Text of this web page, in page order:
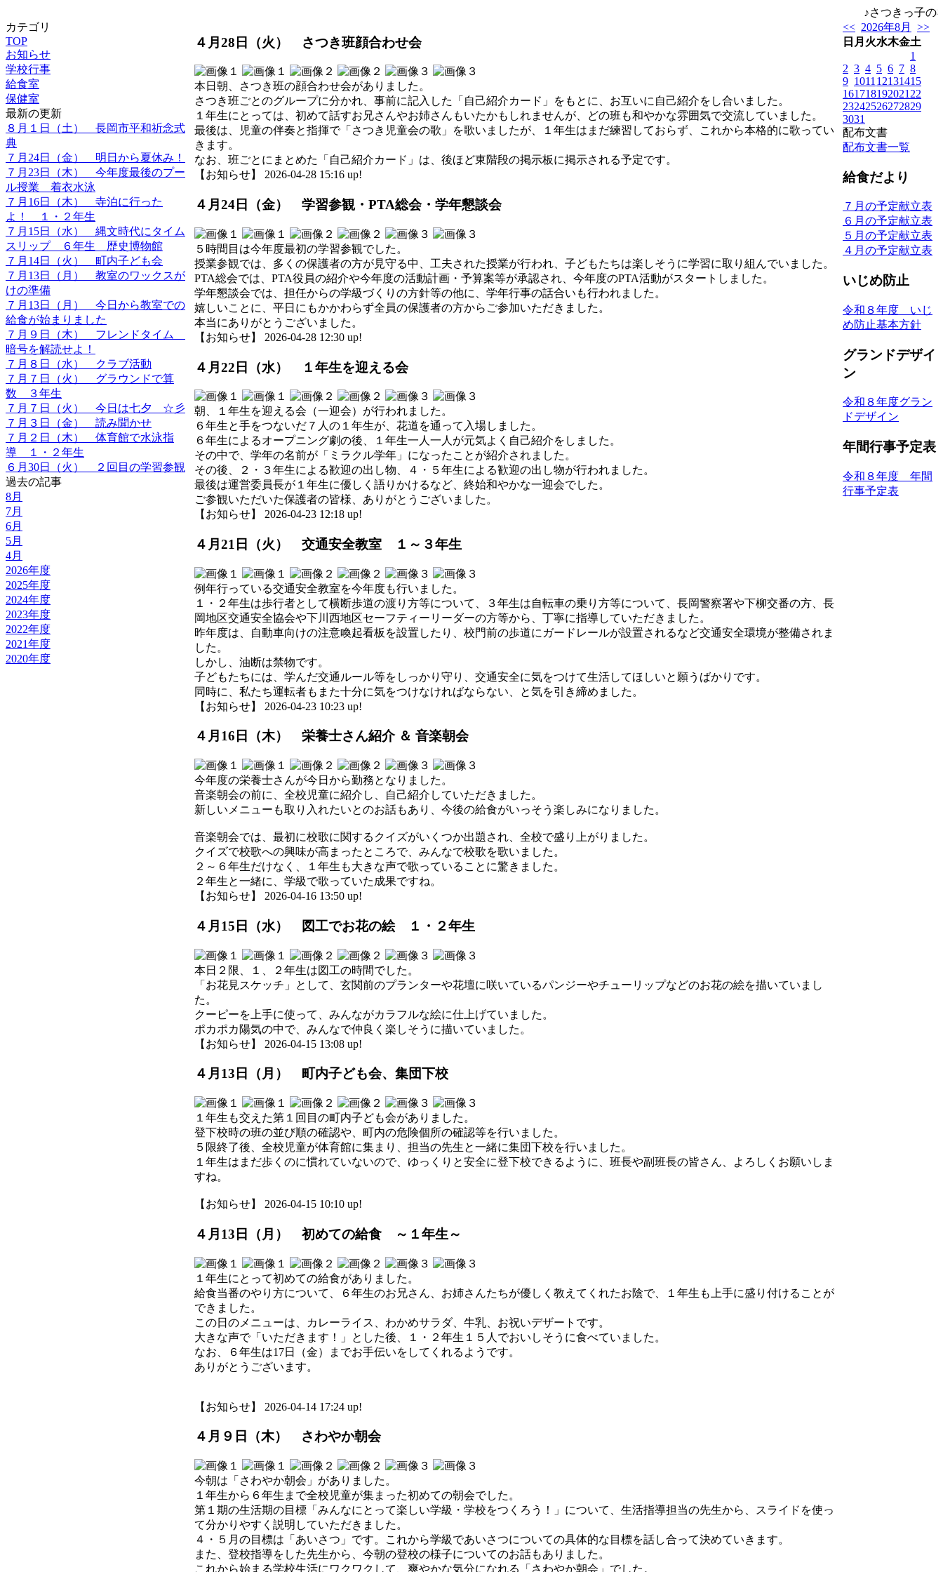
♪さつきっ子の
カテゴリ
TOP
お知らせ
学校行事
給食室
保健室
最新の更新
８月１日（土） 長岡市平和祈念式
典
７月24日（金） 明日から夏休み！
７月23日（木） 今年度最後のプー
ル授業 着衣水泳
７月16日（木） 寺泊に行った
よ！ １・２年生
７月15日（水） 縄文時代にタイム
スリップ ６年生 歴史博物館
７月14日（火） 町内子ども会
７月13日（月） 教室のワックスが
けの準備
７月13日（月） 今日から教室での
給食が始まりました
７月９日（木） フレンドタイム
暗号を解読せよ！
７月８日（水） クラブ活動
７月７日（火） グラウンドで算
数 ３年生
７月７日（火） 今日は七夕 ☆彡
７月３日（金） 読み聞かせ
７月２日（木） 体育館で水泳指
導 １・２年生
６月30日（火） ２回目の学習参観
過去の記事
8月
7月
6月
5月
4月
2026年度
2025年度
2024年度
2023年度
2022年度
2021年度
2020年度
４月28日（火） さつき班顔合わせ会
本日朝、さつき班の顔合わせ会がありました。
さつき班ごとのグループに分かれ、事前に記入した「自己紹介カード」をもとに、お互いに自己紹介をし合いました。
１年生にとっては、初めて話すお兄さんやお姉さんもいたかもしれませんが、どの班も和やかな雰囲気で交流していました。
最後は、児童の伴奏と指揮で「さつき児童会の歌」を歌いましたが、１年生はまだ練習しておらず、これから本格的に歌ってい
きます。
なお、班ごとにまとめた「自己紹介カード」は、後ほど東階段の掲示板に掲示される予定です。
【お知らせ】 2026-04-28 15:16 up!
４月24日（金） 学習参観・PTA総会・学年懇談会
５時間目は今年度最初の学習参観でした。
授業参観では、多くの保護者の方が見守る中、工夫された授業が行われ、子どもたちは楽しそうに学習に取り組んでいました。
PTA総会では、PTA役員の紹介や今年度の活動計画・予算案等が承認され、今年度のPTA活動がスタートしました。
学年懇談会では、担任からの学級づくりの方針等の他に、学年行事の話合いも行われました。
嬉しいことに、平日にもかかわらず全員の保護者の方からご参加いただきました。
本当にありがとうございました。
【お知らせ】 2026-04-28 12:30 up!
４月22日（水） １年生を迎える会
朝、１年生を迎える会（一迎会）が行われました。
６年生と手をつないだ７人の１年生が、花道を通って入場しました。
６年生によるオープニング劇の後、１年生一人一人が元気よく自己紹介をしました。
その中で、学年の名前が「ミラクル学年」になったことが紹介されました。
その後、２・３年生による歓迎の出し物、４・５年生による歓迎の出し物が行われました。
最後は運営委員長が１年生に優しく語りかけるなど、終始和やかな一迎会でした。
ご参観いただいた保護者の皆様、ありがとうございました。
【お知らせ】 2026-04-23 12:18 up!
４月21日（火） 交通安全教室 １～３年生
例年行っている交通安全教室を今年度も行いました。
１・２年生は歩行者として横断歩道の渡り方等について、３年生は自転車の乗り方等について、長岡警察署や下柳交番の方、長
岡地区交通安全協会や下川西地区セーフティーリーダーの方等から、丁寧に指導していただきました。
昨年度は、自動車向けの注意喚起看板を設置したり、校門前の歩道にガードレールが設置されるなど交通安全環境が整備されま
した。
しかし、油断は禁物です。
子どもたちには、学んだ交通ルール等をしっかり守り、交通安全に気をつけて生活してほしいと願うばかりです。
同時に、私たち運転者もまた十分に気をつけなければならない、と気を引き締めました。
【お知らせ】 2026-04-23 10:23 up!
４月16日（木） 栄養士さん紹介 ＆ 音楽朝会
今年度の栄養士さんが今日から勤務となりました。
音楽朝会の前に、全校児童に紹介し、自己紹介していただきました。
新しいメニューも取り入れたいとのお話もあり、今後の給食がいっそう楽しみになりました。
音楽朝会では、最初に校歌に関するクイズがいくつか出題され、全校で盛り上がりました。
クイズで校歌への興味が高まったところで、みんなで校歌を歌いました。
２～６年生だけなく、１年生も大きな声で歌っていることに驚きました。
２年生と一緒に、学級で歌っていた成果ですね。
【お知らせ】 2026-04-16 13:50 up!
４月15日（水） 図工でお花の絵 １・２年生
本日２限、１、２年生は図工の時間でした。
「お花見スケッチ」として、玄関前のプランターや花壇に咲いているパンジーやチューリップなどのお花の絵を描いていまし
た。
クーピーを上手に使って、みんながカラフルな絵に仕上げていました。
ポカポカ陽気の中で、みんなで仲良く楽しそうに描いていました。
【お知らせ】 2026-04-15 13:08 up!
４月13日（月） 町内子ども会、集団下校
１年生も交えた第１回目の町内子ども会がありました。
登下校時の班の並び順の確認や、町内の危険個所の確認等を行いました。
５限終了後、全校児童が体育館に集まり、担当の先生と一緒に集団下校を行いました。
１年生はまだ歩くのに慣れていないので、ゆっくりと安全に登下校できるように、班長や副班長の皆さん、よろしくお願いしま
すね。
【お知らせ】 2026-04-15 10:10 up!
４月13日（月） 初めての給食 ～１年生～
１年生にとって初めての給食がありました。
給食当番のやり方について、６年生のお兄さん、お姉さんたちが優しく教えてくれたお陰で、１年生も上手に盛り付けることが
できました。
この日のメニューは、カレーライス、わかめサラダ、牛乳、お祝いデザートです。
大きな声で「いただきます！」とした後、１・２年生１５人でおいしそうに食べていました。
なお、６年生は17日（金）までお手伝いをしてくれるようです。
ありがとうございます。
【お知らせ】 2026-04-14 17:24 up!
４月９日（木） さわやか朝会
今朝は「さわやか朝会」がありました。
１年生から６年生まで全校児童が集まった初めての朝会でした。
第１期の生活期の目標「みんなにとって楽しい学級・学校をつくろう！」について、生活指導担当の先生から、スライドを使っ
て分かりやすく説明していただきました。
４・５月の目標は「あいさつ」です。これから学級であいさつについての具体的な目標を話し合って決めていきます。
また、登校指導をした先生から、今朝の登校の様子についてのお話もありました。
これから始まる学校生活にワクワクして、爽やかな気分になれる「さわやか朝会」でした。
<< 2026年8月
>>
日 月 火水木金土
1
2 3 4 5 6 7 8
9 1011 12131415
161718192021 22
23242526272829
3031
配布文書
配布文書一覧
給食だより
７月の予定献立表
６月の予定献立表
５月の予定献立表
４月の予定献立表
いじめ防止
令和８年度 いじ
め防止基本方針
グランドデザイ
ン
令和８年度グラン
ドデザイン
年間行事予定表
令和８年度 年間
行事予定表